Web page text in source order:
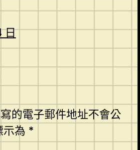
日
的電子郵件地址不會公
示為 *